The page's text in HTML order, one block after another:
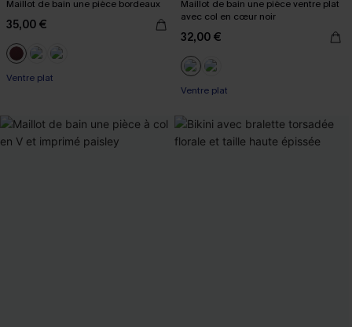
Maillot de bain une pièce bordeaux
35,00 €
Ventre plat
Maillot de bain une pièce ventre plat
avec col en cœur noir
32,00 €
Ventre plat